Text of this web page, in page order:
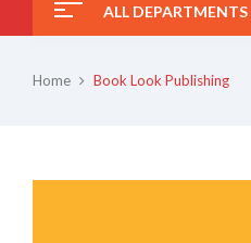
ALL DEPARTMENTS
Home Book Look Publishing